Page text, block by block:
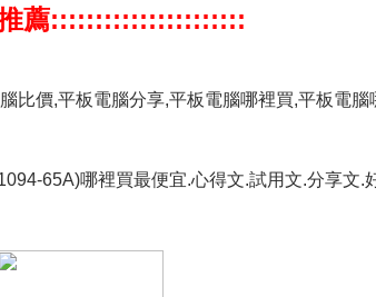
薦::::::::::::::::::::::
比價,平板電腦分享,平板電腦哪裡買,平板電腦
65A)哪裡買最便宜.心得文.試用文.分享文.